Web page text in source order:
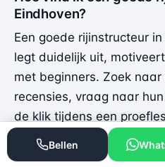
Eindhoven?
Een goede rijinstructeur
legt duidelijk uit,
met beginners. Zoek
recensies, vraag naar
de klik tijdens een
is vaak ook een pluspunt.
instructeur met goede
Bellen